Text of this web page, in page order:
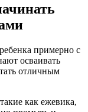
примерно с
осваивать
отличным
как ежевика,